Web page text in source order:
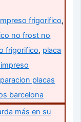
frigorifico,
no frost no
frigorifico, placa
placas
barcelona